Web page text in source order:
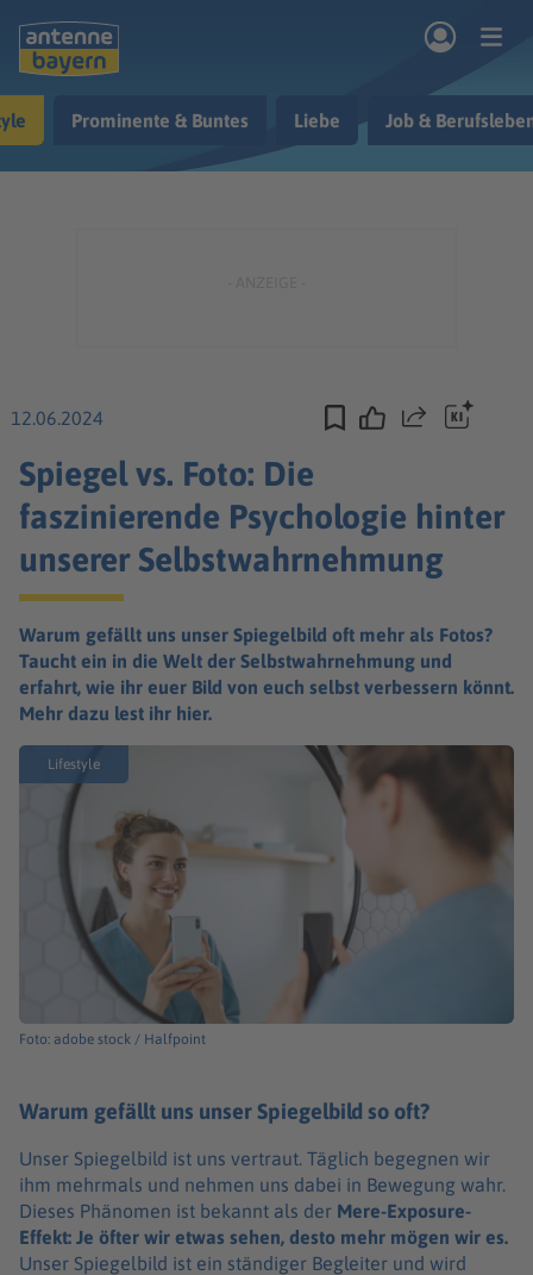
Prominente & Buntes Liebe Job &
12.06.2024 Teilen
Spiegel vs. Foto: Die
faszinierende Psychologie hinter
unserer Selbstwahrnehmung
Warum gefällt uns unser Spiegelbild oft mehr als Fotos?
Taucht ein in die Welt der Selbstwahrnehmung und
erfahrt, wie ihr euer Bild von euch selbst verbessern könnt.
Mehr dazu lest ihr hier.
Lifestyle
Foto: adobe stock / Halfpoint
Warum gefällt uns unser Spiegelbild so oft?
Unser Spiegelbild ist uns vertraut. Täglich begegnen wir
ihm mehrmals und nehmen uns dabei in Bewegung wahr.
Dieses Phänomen ist bekannt als der Mere-Exposure-
Effekt: Je öfter wir etwas sehen, desto mehr mögen wir es.
Unser Spiegelbild ist ein ständiger Begleiter und wird